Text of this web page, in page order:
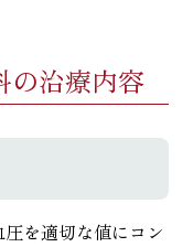
の治療内容
を適切な値にコン